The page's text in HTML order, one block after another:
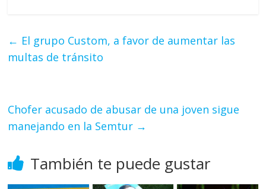
← El grupo Custom, a favor de aumentar las
multas de tránsito
Chofer acusado de abusar de una joven sigue
manejando en la Semtur →
También te puede gustar